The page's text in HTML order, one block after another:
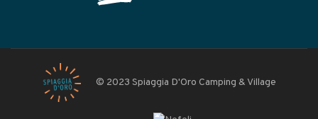
© 2023 Spiaggia D'Oro Camping & Village